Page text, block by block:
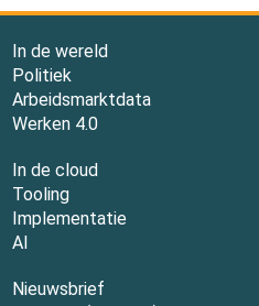
In de wereld
Politiek
Arbeidsmarktdata
Werken 4.0
In de cloud
Tooling
Implementatie
AI
Nieuwsbrief